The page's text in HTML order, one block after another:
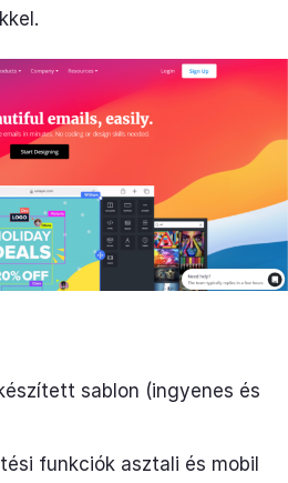
sablon (ingyenes és
funkciók asztali és mobil